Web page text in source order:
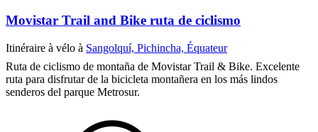
Movistar Trail and Bike ruta de ciclismo
Itinéraire à vélo à Sangolquí, Pichincha, Équateur
Ruta de ciclismo de montaña de Movistar Trail & Bike. Excelente
ruta para disfrutar de la bicicleta montañera en los más lindos
senderos del parque Metrosur.